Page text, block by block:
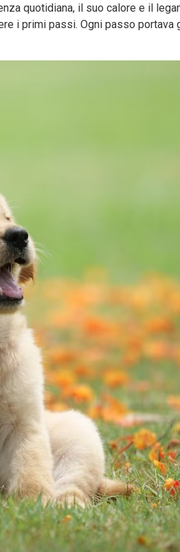
quotidiana, il suo calore e il
i primi passi. Ogni passo